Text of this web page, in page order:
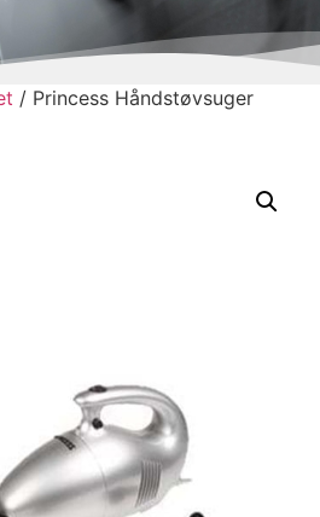
/ Princess Håndstøvsuger